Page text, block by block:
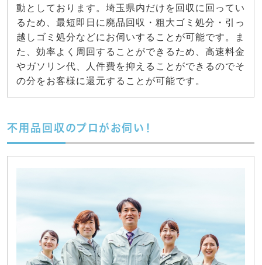
動としております。埼玉県内だけを回収に回ってい
るため、最短即日に廃品回収・粗大ゴミ処分・引っ
越しゴミ処分などにお伺いすることが可能です。ま
た、効率よく周回することができるため、高速料金
やガソリン代、人件費を抑えることができるのでそ
の分をお客様に還元することが可能です。
不用品回収のプロがお伺い！